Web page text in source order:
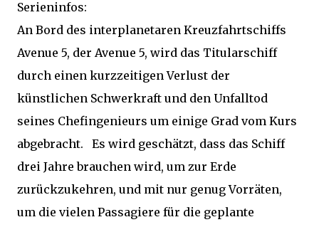
Serieninfos:
An Bord des interplanetaren Kreuzfahrtschiffs
Avenue 5, der Avenue 5, wird das Titularschiff
durch einen kurzzeitigen Verlust der
künstlichen Schwerkraft und den Unfalltod
seines Chefingenieurs um einige Grad vom Kurs
abgebracht. Es wird geschätzt, dass das Schiff
drei Jahre brauchen wird, um zur Erde
zurückzukehren, und mit nur genug Vorräten,
um die vielen Passagiere für die geplante